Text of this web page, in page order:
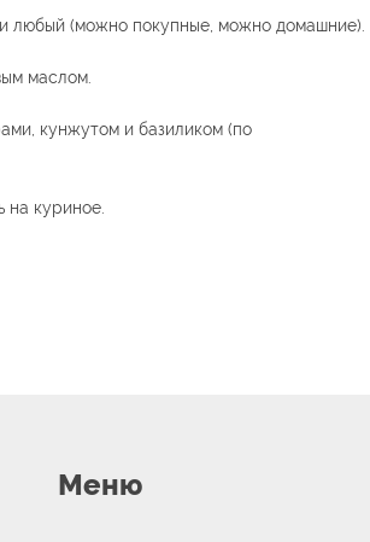
любый (можно покупные, можно домашние).
маслом.
кунжутом и базиликом (по
на куриное.
Меню